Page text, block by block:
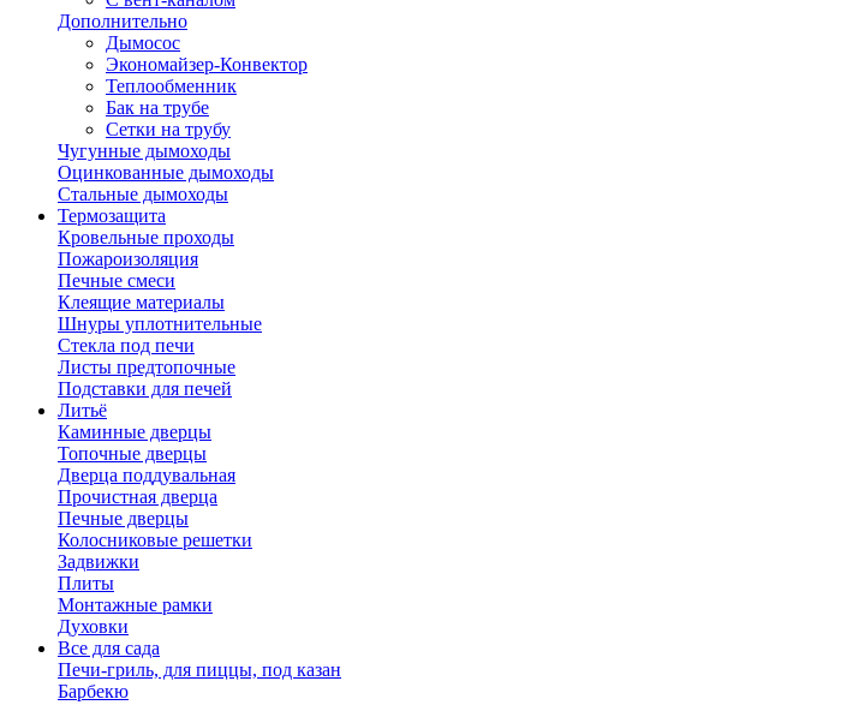
Дополнительно
Дымосос
Экономайзер-Конвектор
Теплообменник
Бак на трубе
Сетки на трубу
Чугунные дымоходы
Оцинкованные дымоходы
Стальные дымоходы
Термозащита
Кровельные проходы
Пожароизоляция
Печные смеси
Клеящие материалы
Шнуры уплотнительные
Стекла под печи
Листы предтопочные
Подставки для печей
Литьё
Каминные дверцы
Топочные дверцы
Дверца поддувальная
Прочистная дверца
Печные дверцы
Колосниковые решетки
Задвижки
Плиты
Монтажные рамки
Духовки
Все для сада
Печи-гриль, для пиццы, под казан
Барбекю